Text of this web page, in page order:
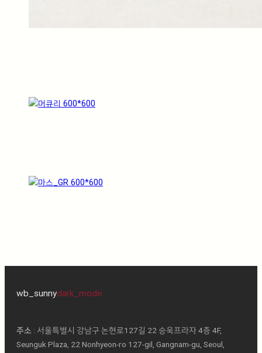
wb_sunnydark_mode
주소 : 서울특별시 강남구 논현로127길 22 승욱프라자 4층 4F,
Seunguk Plaza, 22 Nonhyeon-ro 127-gil, Gangnam-gu, Seoul,